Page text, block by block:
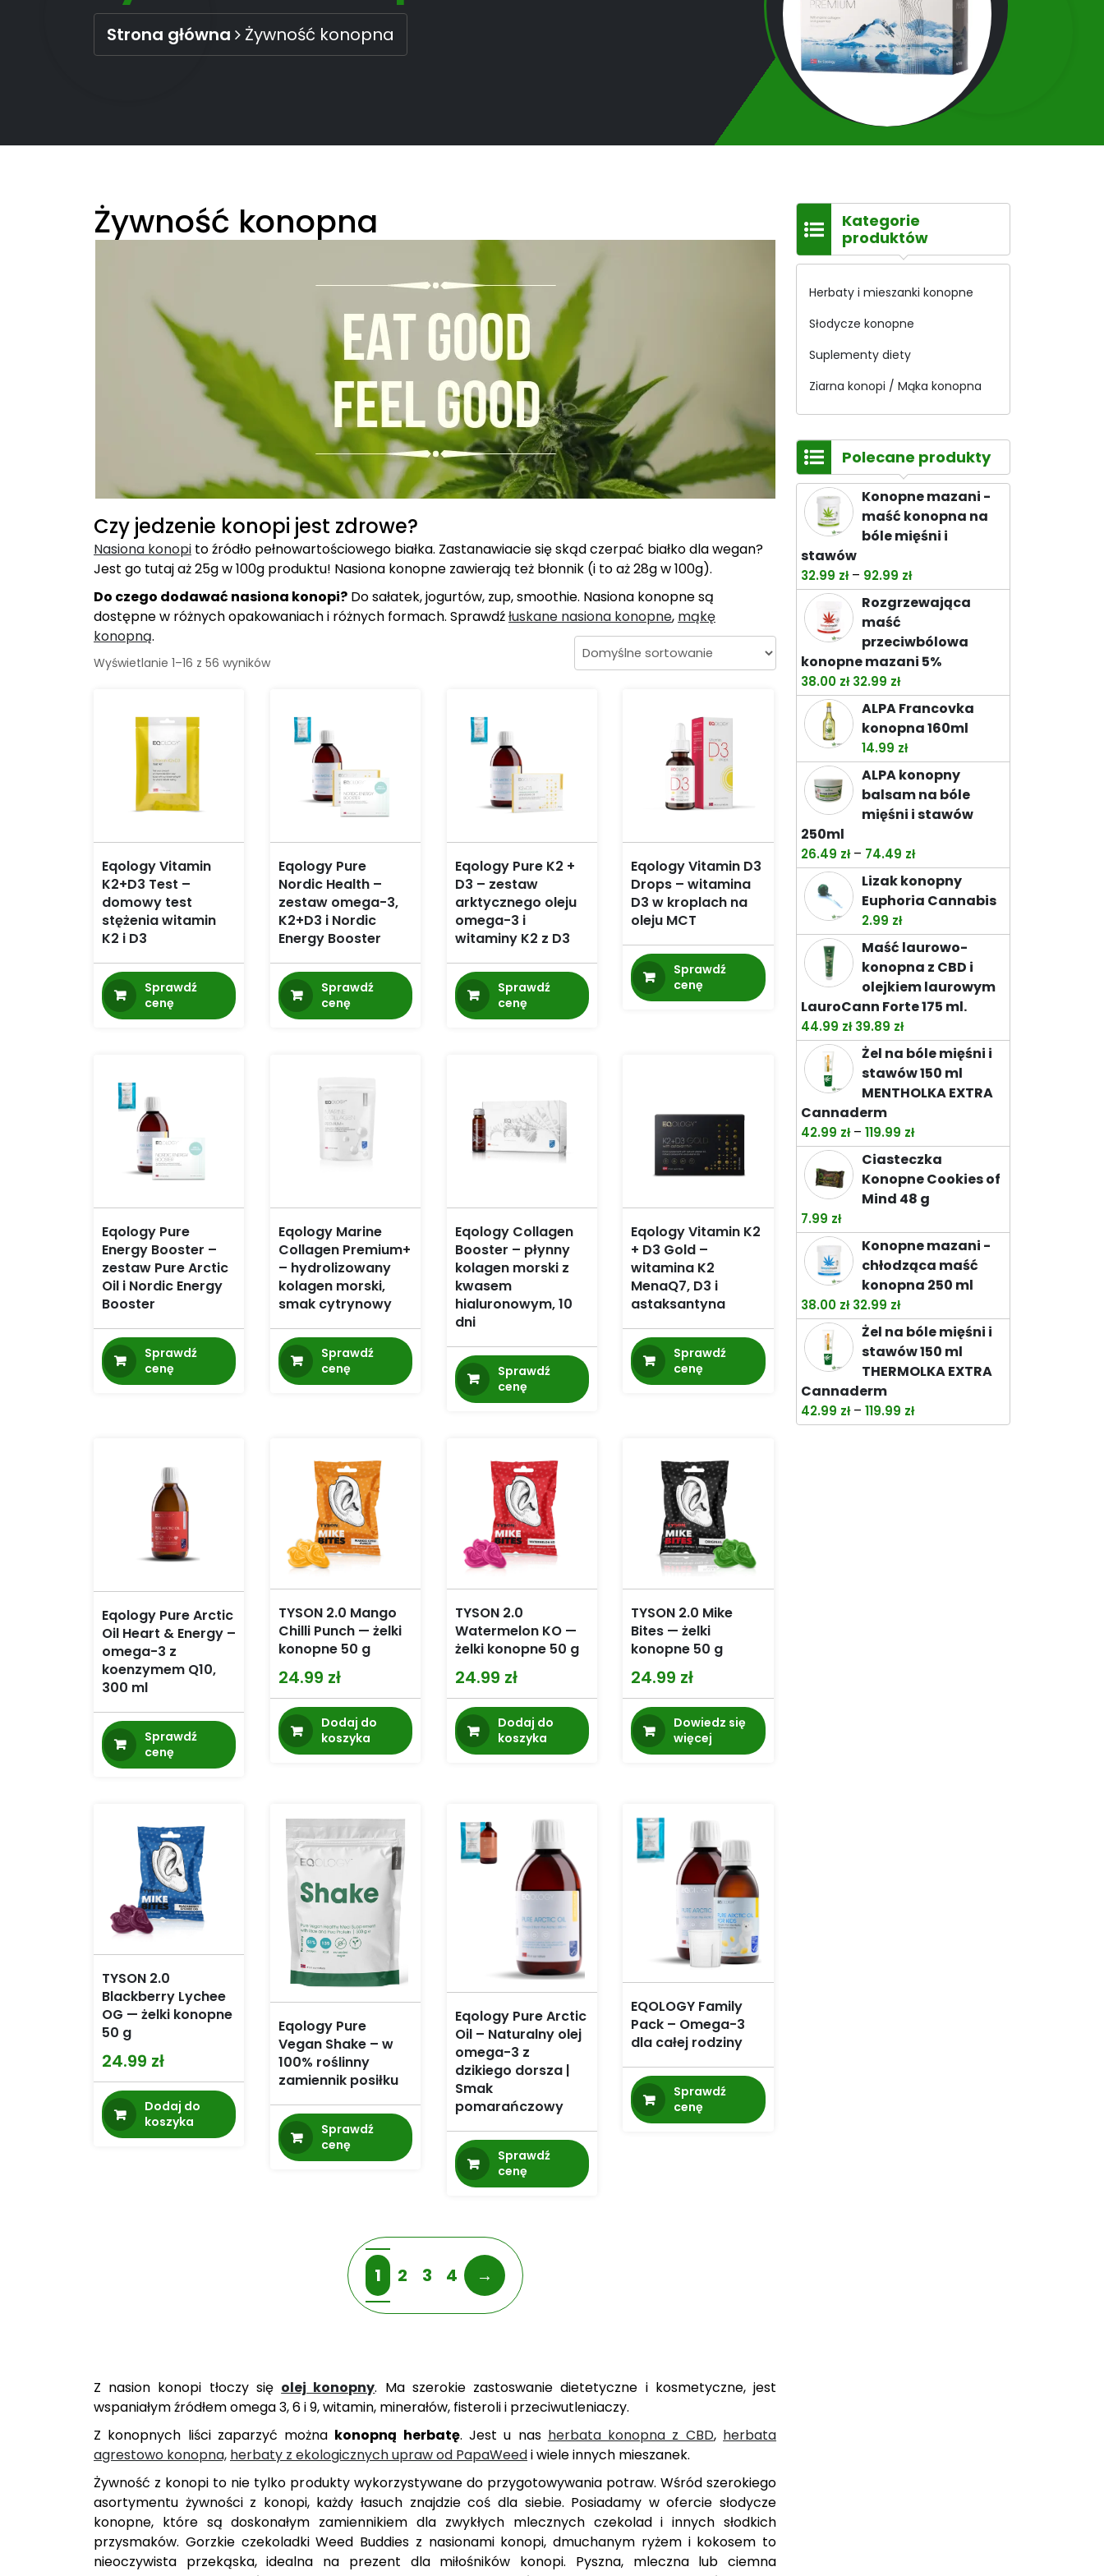
Strona główna Żywność konopna
Żywność konopna
Czy jedzenie konopi jest zdrowe?
Nasiona konopi to źródło pełnowartościowego białka. Zastanawiacie się skąd czerpać białko dla wegan?
Jest go tutaj aż 25g w 100g produktu! Nasiona konopne zawierają też błonnik (i to aż 28g w 100g).
Do czego dodawać nasiona konopi? Do sałatek, jogurtów, zup, smoothie. Nasiona konopne są
dostępne w różnych opakowaniach i różnych formach. Sprawdźłuskane nasiona konopne, mąkę
konopną.
Wyświetlanie 1–16 z 56 wyników
Eqology Vitamin
K2+D3 Test –
domowy test
stężenia witamin
K2 i D3
Sprawdź
cenę
Eqology Pure
Nordic Health –
zestaw omega-3,
K2+D3 i Nordic
Energy Booster
Sprawdź
cenę
Eqology Pure K2 +
D3 – zestaw
arktycznego oleju
omega-3 i
witaminy K2 z D3
Sprawdź
cenę
Eqology Vitamin D3
Drops – witamina
D3 w kroplach na
oleju MCT
Sprawdź
cenę
Eqology Pure
Energy Booster –
zestaw Pure Arctic
Oil i Nordic Energy
Booster
Sprawdź
cenę
Eqology Marine
Collagen Premium+
– hydrolizowany
kolagen morski,
smak cytrynowy
Sprawdź
cenę
Eqology Collagen
Booster – płynny
kolagen morski z
kwasem
hialuronowym, 10
dni
Sprawdź
cenę
Eqology Vitamin K2
+ D3 Gold –
witamina K2
MenaQ7, D3 i
astaksantyna
Sprawdź
cenę
Eqology Pure Arctic
Oil Heart & Energy –
omega-3 z
koenzymem Q10,
300 ml
Sprawdź
cenę
TYSON 2.0 Mango
Chilli Punch — żelki
konopne 50 g
24.99 zł
Dodaj do
koszyka
TYSON 2.0
Watermelon KO —
żelki konopne 50 g
24.99 zł
Dodaj do
koszyka
TYSON 2.0 Mike
Bites — żelki
konopne 50 g
24.99 zł
Dowiedz się
więcej
TYSON 2.0
Blackberry Lychee
OG — żelki konopne
50 g
24.99 zł
Dodaj do
koszyka
Eqology Pure
Vegan Shake – w
100% roślinny
zamiennik posiłku
Sprawdź
cenę
Eqology Pure Arctic
Oil – Naturalny olej
omega-3 z
dzikiego dorsza |
Smak
pomarańczowy
Sprawdź
cenę
EQOLOGY Family
Pack – Omega-3
dla całej rodziny
Sprawdź
cenę
1 2 3 4 →
Z nasion konopi tłoczy się olej konopny. Ma szerokie zastoswanie dietetyczne i kosmetyczne, jest
wspaniałym źródłem omega 3, 6 i 9, witamin, minerałów, fisteroli i przeciwutleniaczy.
Z konopnych liści zaparzyć można konopną herbatę. Jest u nas herbata konopna z CBD, herbata
agrestowo konopna, herbaty z ekologicznych upraw od PapaWeedi wiele innych mieszanek.
Żywność z konopi to nie tylko produkty wykorzystywane do przygotowywania potraw. Wśród szerokiego
asortymentu żywności z konopi, każdy łasuch znajdzie coś dla siebie. Posiadamy w ofercie słodycze
konopne, które są doskonałym zamiennikiem dla zwykłych mlecznych czekolad i innych słodkich
przysmaków. Gorzkie czekoladki Weed Buddies z nasionami konopi, dmuchanym ryżem i kokosem to
nieoczywista przekąska, idealna na prezent dla miłośników konopi. Pyszna, mleczna lub ciemna
Kategorie
produktów
Herbaty i mieszanki konopne
Słodycze konopne
Suplementy diety
Ziarna konopi / Mąka konopna
Polecane produkty
Konopne mazani -
maść konopna na
bóle mięśni i
stawów
32.99 zł – 92.99 złZakres
cen:
32.99 zł
do
Rozgrzewająca
maść
przeciwbólowa
konopne mazani 5%
38.00 zł Pierwotna
cena
wynosiła:
38.00 zł.
32.99 złAktualna
cena
wynosi:
32.99 zł.
ALPA Francovka
konopna 160ml
14.99 zł
ALPA konopny
balsam na bóle
mięśni i stawów
250ml
26.49 zł – 74.49 złZakres
cen:
od
do
74.49 zł
Lizak konopny
Euphoria Cannabis
2.99 zł
Maść laurowo-
konopna z CBD i
olejkiem laurowym
LauroCann Forte 175 ml.
44.99 zł Pierwotna
cena
wynosiła:
44.99 zł.
39.89 złAktualna
cena
wynosi:
39.89 zł.
Żel na bóle mięśni i
stawów 150 ml
MENTHOLKA EXTRA
Cannaderm
42.99 zł – 119.99 złZakres
cen:
od
42.99 zł
do
119.99 zł
Ciasteczka
Konopne Cookies of
Mind 48 g
7.99 zł
Konopne mazani -
chłodząca maść
konopna 250 ml
38.00 zł Pierwotna
cena
wynosiła:
38.00 zł.
32.99 złAktualna
cena
wynosi:
32.99 zł.
Żel na bóle mięśni i
stawów 150 ml
THERMOLKA EXTRA
Cannaderm
42.99 zł – 119.99 złZakres
cen: